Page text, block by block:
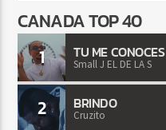
CANADA TOP 40
1 TU ME CONOCES
Small J EL DE LA S
2 BRINDO
Cruzito